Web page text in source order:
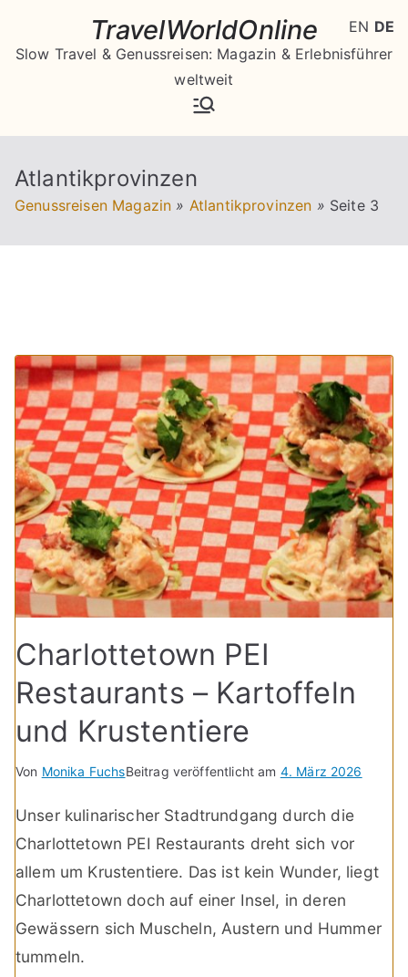
springen
TravelWorldOnline
Slow Travel & Genussreisen: Magazin & Erlebnisführer
weltweit
Atlantikprovinzen
Genussreisen Magazin » Atlantikprovinzen » Seite 3
Charlottetown PEI
Restaurants – Kartoffeln
und Krustentiere
Von Monika FuchsBeitrag veröffentlicht am 4. März 2026
Unser kulinarischer Stadtrundgang durch die
Charlottetown PEI Restaurants dreht sich vor
allem um Krustentiere. Das ist kein Wunder, liegt
Charlottetown doch auf einer Insel, in deren
Gewässern sich Muscheln, Austern und Hummer
tummeln.
EN DE